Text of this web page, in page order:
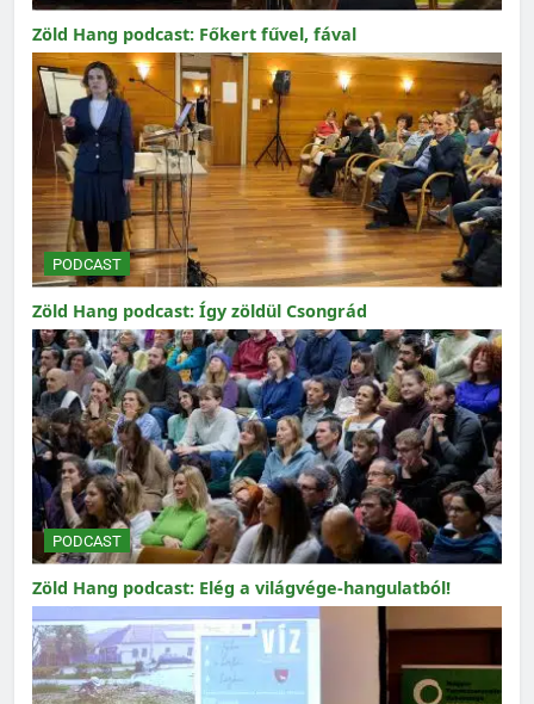
Zöld Hang podcast: Főkert fűvel, fával
PODCAST
Zöld Hang podcast: Így zöldül Csongrád
PODCAST
Zöld Hang podcast: Elég a világvége-hangulatból!